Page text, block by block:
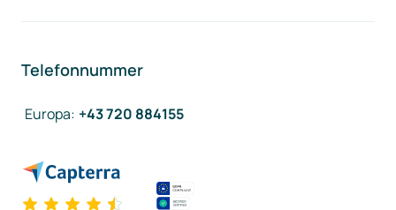
Telefonnummer
Europa: +43 720 884155